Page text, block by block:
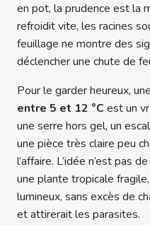
en pot, la prudence est la
refroidit vite, les racines
feuillage ne montre des
déclencher une chute de
Pour le garder heureux, une
entre 5 et 12 °Cest un
une serre hors gel, un
une pièce très claire peu
l’affaire. L’idée n’est pas
une plante tropicale
lumineux, sans excès de
et attirerait les parasites.